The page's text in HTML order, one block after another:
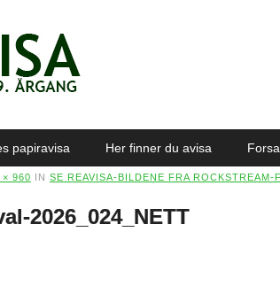
papiravisa Her finner du avisa
× 960 IN SE REAVISA-BILDENE FRA ROCKSTREAM-
2026_024_NETT